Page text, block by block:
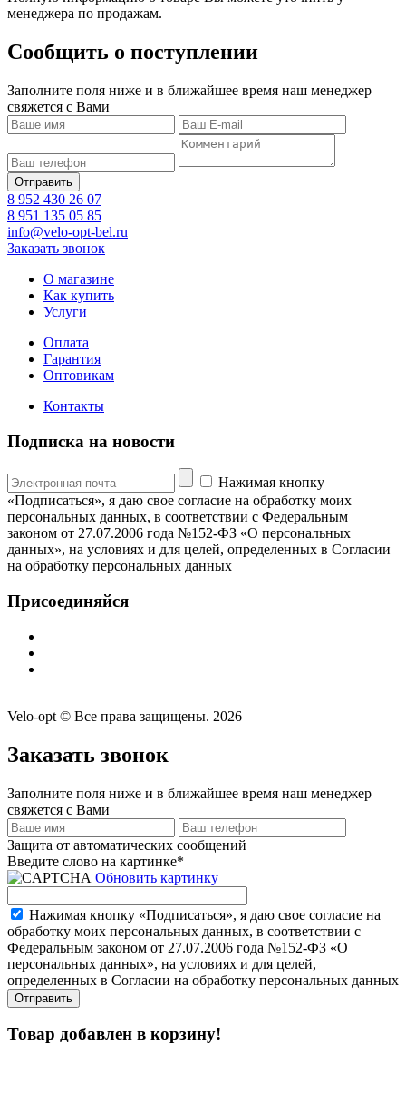
менеджера по продажам.
Сообщить о поступлении
Заполните поля ниже и в ближайшее время наш менеджер
свяжется с Вами
8 952 430 26 07
8 951 135 05 85
info@velo-opt-bel.ru
Заказать звонок
О магазине
Как купить
Услуги
Оплата
Гарантия
Оптовикам
Контакты
Подписка на новости
Нажимая кнопку
«Подписаться», я даю свое согласие на обработку моих
персональных данных, в соответствии с Федеральным
законом от 27.07.2006 года №152-ФЗ «О персональных
данных», на условиях и для целей, определенных в Согласии
на обработку персональных данных
Присоединяйся
Velo-opt © Все права защищены. 2026
Заказать звонок
Заполните поля ниже и в ближайшее время наш менеджер
свяжется с Вами
Защита от автоматических сообщений
Введите слово на картинке*
Обновить картинку
Нажимая кнопку «Подписаться», я даю свое согласие на
обработку моих персональных данных, в соответствии с
Федеральным законом от 27.07.2006 года №152-ФЗ «О
персональных данных», на условиях и для целей,
определенных в Согласии на обработку персональных данных
Товар добавлен в корзину!